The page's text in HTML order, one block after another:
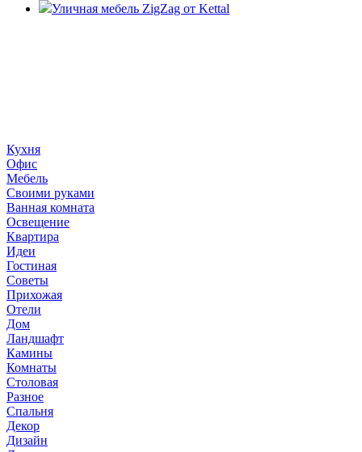
Уличная мебель ZigZag от Kettal
Кухня
Офис
Мебель
Своими руками
Ванная комната
Освещение
Квартира
Идеи
Гостиная
Советы
Прихожая
Отели
Дом
Ландшафт
Камины
Комнаты
Столовая
Разное
Спальня
Декор
Дизайн